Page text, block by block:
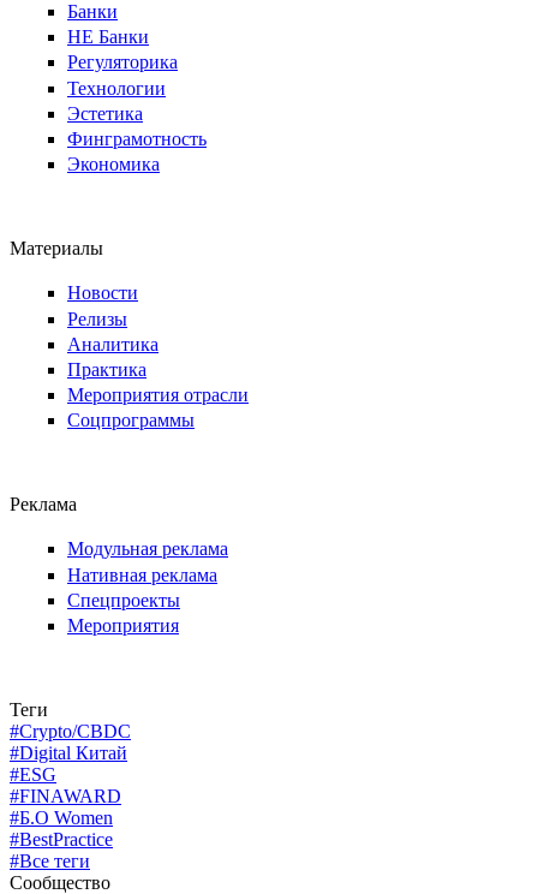
Банки
НЕ Банки
Регуляторика
Технологии
Эстетика
Финграмотность
Экономика
Материалы
Новости
Релизы
Аналитика
Практика
Мероприятия отрасли
Соцпрограммы
Реклама
Модульная реклама
Нативная реклама
Спецпроекты
Мероприятия
Теги
#Crypto/CBDC
#Digital Китай
#ESG
#FINAWARD
#Б.О Women
#BestPractice
#Все теги
Сообщество